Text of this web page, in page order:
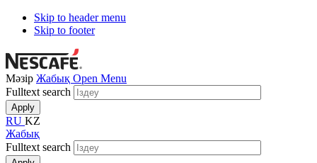
Skip to header menu
Skip to footer
Мәзір Жабық Open Menu
Fulltext search
RU KZ
Жабық
Fulltext search